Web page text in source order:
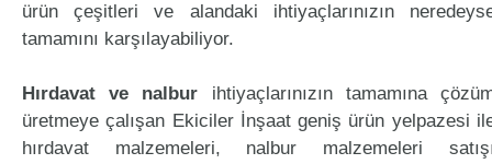
ürün çeşitleri ve alandaki ihtiyaçlarınızın
tamamını karşılayabiliyor.
Hırdavat ve nalbur ihtiyaçlarınızın tamamına
üretmeye çalışan Ekiciler İnşaat geniş ürün yelpazesi
hırdavat malzemeleri, nalbur malzemeleri